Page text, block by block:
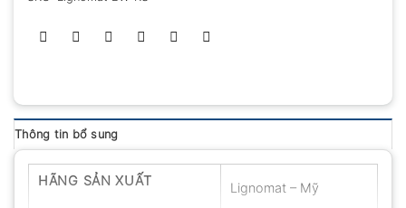
Thông tin bổ sung
HÃNG SẢN XUẤT Lignomat – Mỹ